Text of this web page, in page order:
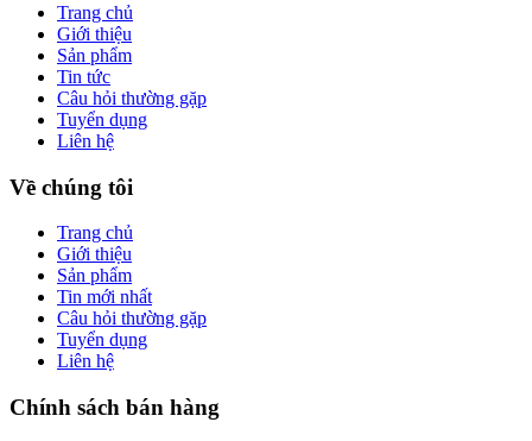
Trang chủ
Giới thiệu
Sản phẩm
Tin tức
Câu hỏi thường gặp
Tuyển dụng
Liên hệ
Về chúng tôi
Trang chủ
Giới thiệu
Sản phẩm
Tin mới nhất
Câu hỏi thường gặp
Tuyển dụng
Liên hệ
Chính sách bán hàng